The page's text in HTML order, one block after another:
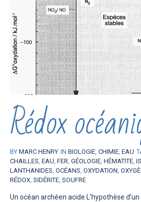
Rédox
BY MARC HENRY IN BIOLOGIE, CHIMIE, EAU
CHAILLES, EAU, FER, GÉOLOGIE, HÉMATITE,
LANTHANIDES, OCÉANS, OXYDATION,
RÉDOX, SIDÉRITE, SOUFRE
Un océan archéen acide L’hypothèse